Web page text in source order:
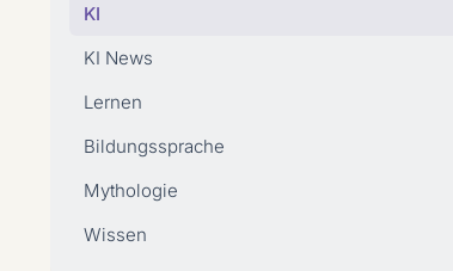
KI
KI News
Lernen
Bildungssprache
Mythologie
Wissen